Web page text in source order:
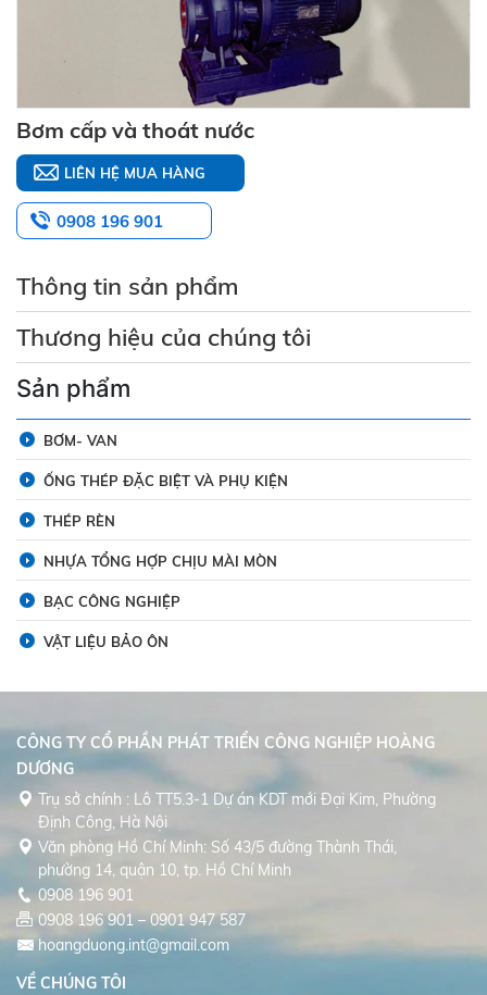
Bơm cấp và thoát nước
LIÊN HỆ MUA HÀNG
0908 196 901
Thông tin sản phẩm
Thương hiệu của chúng tôi
Sản phẩm
BƠM- VAN
ỐNG THÉP ĐẶC BIỆT VÀ PHỤ KIỆN
THÉP RÈN
NHỰA TỔNG HỢP CHỊU MÀI MÒN
BẠC CÔNG NGHIỆP
VẬT LIỆU BẢO ÔN
CÔNG TY CỔ PHẦN PHÁT TRIỂN CÔNG NGHIỆP HOÀNG
DƯƠNG
Trụ sở chính : Lô TT5.3-1 Dự án KDT mới Đại Kim, Phường
Định Công, Hà Nội
Văn phòng Hồ Chí Minh: Số 43/5 đường Thành Thái,
phường 14, quận 10, tp. Hồ Chí Minh
0908 196 901
0908 196 901 – 0901 947 587
hoangduong.int@gmail.com
VỀ CHÚNG TÔI